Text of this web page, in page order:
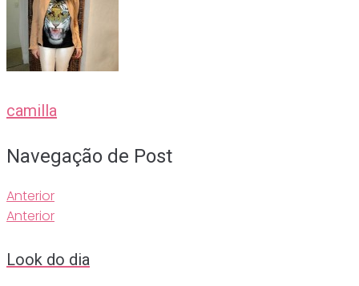
camilla
Navegação de Post
Anterior
Anterior
Look do dia